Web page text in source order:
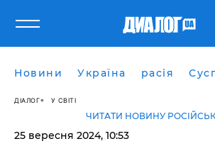
Новини Україна расія
ДІАЛОГ У СВІТІ
ЧИТАТИ НОВИНУ
25 вересня 2024, 10:53